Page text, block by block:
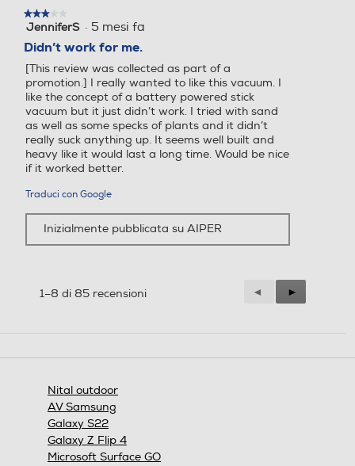
★★★★★
★★★★★
3
5
stelle.
JenniferS · 5 mesi fa
Didn’t work for me.
[This review was collected as part of a
promotion.] I really wanted to like this vacuum. I
like the concept of a battery powered stick
vacuum but it just didn’t work. I tried with sand
as well as some specks of plants and it didn’t
really suck anything up. It seems well built and
heavy like it would last a long time. Would be nice
if it worked better.
Traduci con Google
Inizialmente pubblicata su AIPER
1–8 di 85 recensioni
Precedente
Reviews
◄
Successiva
Reviews
►
Nital outdoor
AV Samsung
Galaxy S22
Galaxy Z Flip 4
Microsoft Surface GO